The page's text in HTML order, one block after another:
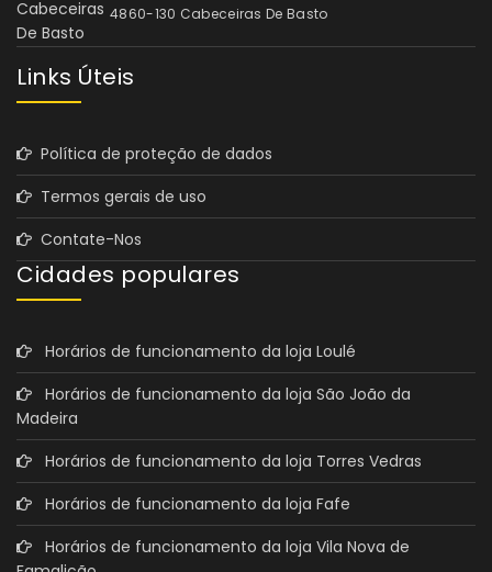
4860-130 Cabeceiras De Basto
Links Úteis
Política de proteção de dados
Termos gerais de uso
Contate-Nos
Cidades populares
Horários de funcionamento da loja Loulé
Horários de funcionamento da loja São João da
Madeira
Horários de funcionamento da loja Torres Vedras
Horários de funcionamento da loja Fafe
Horários de funcionamento da loja Vila Nova de